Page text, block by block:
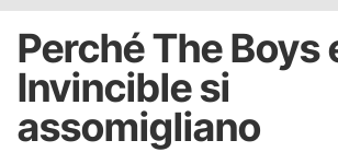
Perché The Boys
Invincible si
assomigliano